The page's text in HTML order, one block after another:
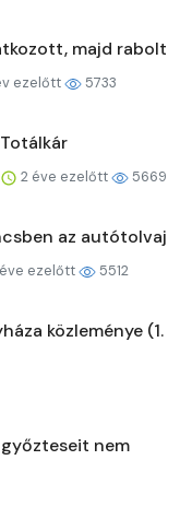
majd rabolt
ezelőtt 5733
Totálkár
2 éve ezelőtt 5669
az autótolvaj
ezelőtt 5512
közleménye (1.
nem